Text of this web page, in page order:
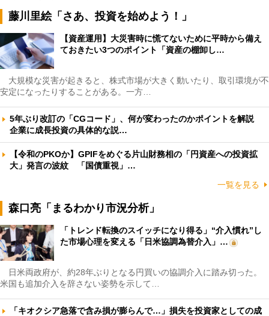
藤川里絵「さあ、投資を始めよう！」
【資産運用】大災害時に慌てないために平時から備え
ておきたい3つのポイント「資産の棚卸し…
大規模な災害が起きると、株式市場が大きく動いたり、取引環境が不
安定になったりすることがある。一方…
5年ぶり改訂の「CGコード」、何が変わったのかポイントを解説
企業に成長投資の具体的な説…
【令和のPKOか】GPIFをめぐる片山財務相の「円資産への投資拡
大」発言の波紋 「国債重視」…
一覧を見る
森口亮「まるわかり市況分析」
「トレンド転換のスイッチになり得る」“介入慣れ”し
た市場心理を変える「日米協調為替介入」…
日米両政府が、約28年ぶりとなる円買いの協調介入に踏み切った。
米国も追加介入を辞さない姿勢を示して…
「キオクシア急落で含み損が膨らんで…」損失を投資家としての成